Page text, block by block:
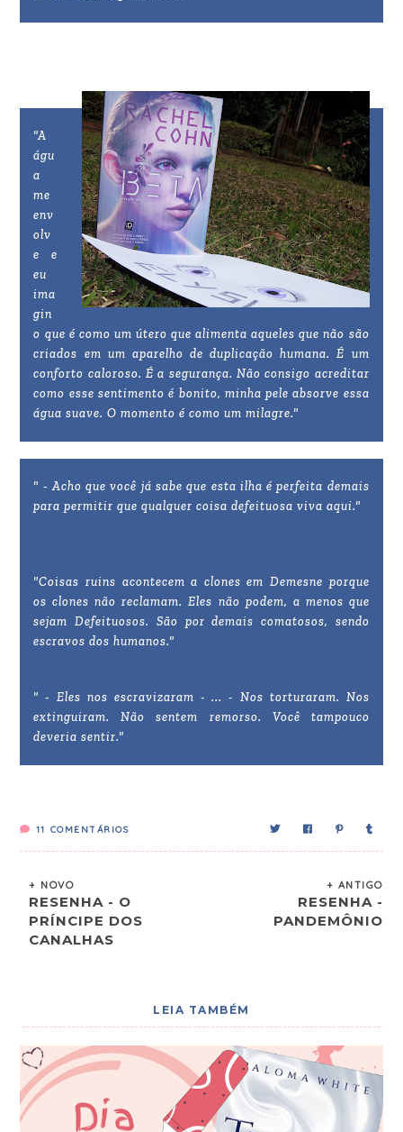
"A
águ
a
me
env
olv
e e
eu
ima
gin
o que é como um útero que alimenta aqueles que não são
criados em um aparelho de duplicação humana. É um
conforto caloroso. É a segurança. Não consigo acreditar
como esse sentimento é bonito, minha pele absorve essa
água suave. O momento é como um milagre."
" - Acho que você já sabe que esta ilha é perfeita demais
para permitir que qualquer coisa defeituosa viva aqui."
"Coisas ruins acontecem a clones em Demesne porque
os clones não reclamam. Eles não podem, a menos que
sejam Defeituosos. São por demais comatosos, sendo
escravos dos humanos."
" - Eles nos escravizaram - ... - Nos torturaram. Nos
extinguiram. Não sentem remorso. Você tampouco
deveria sentir."
11 COMENTÁRIOS
+ NOVO
RESENHA - O
PRÍNCIPE DOS
CANALHAS
+ ANTIGO
RESENHA -
PANDEMÔNIO
LEIA TAMBÉM